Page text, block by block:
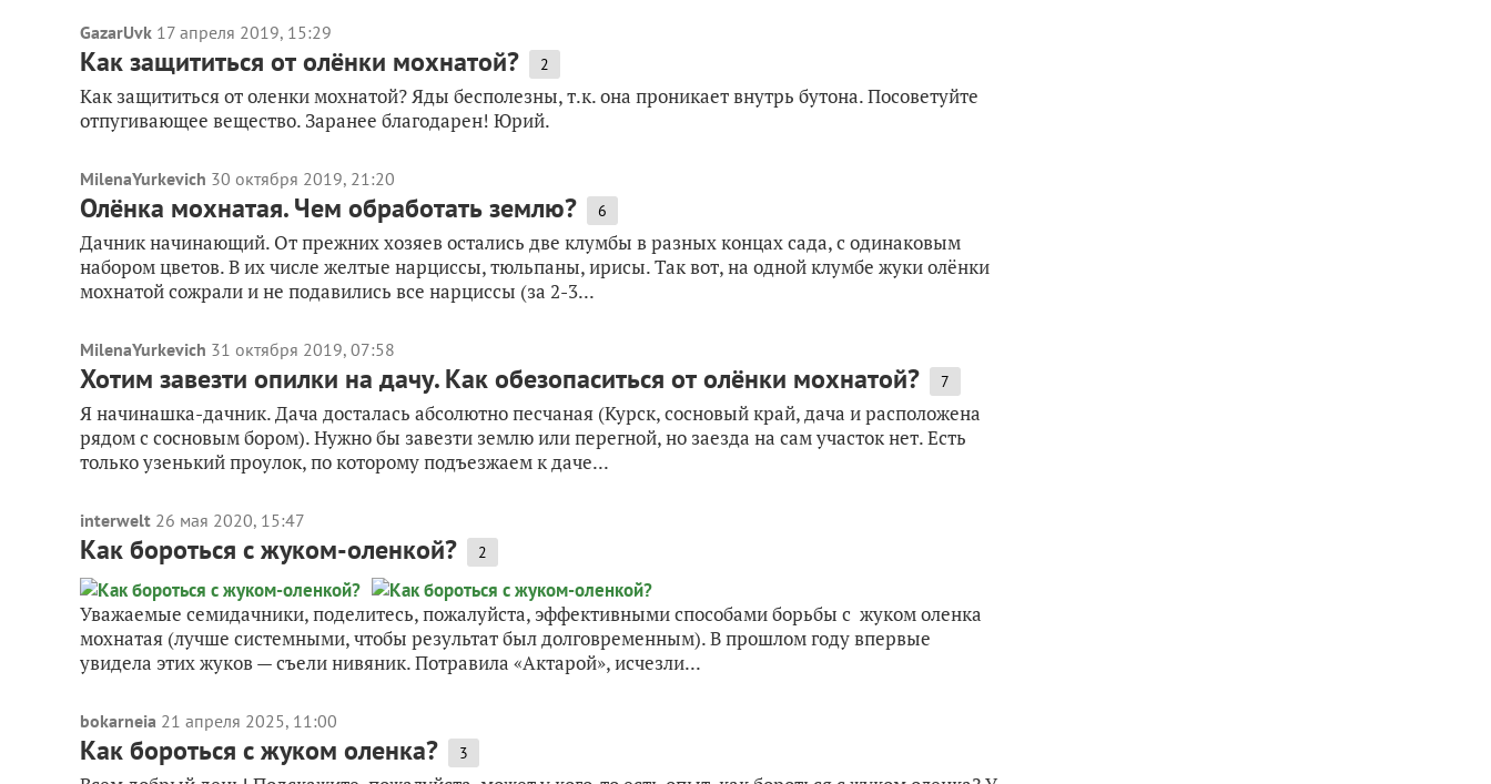
GazarUvk 17 апреля 2019, 15:29
Как защититься от олёнки мохнатой? 2
Как защититься от оленки мохнатой? Яды бесполезны, т.к. она проникает внутрь бутона. Посоветуйте
отпугивающее вещество. Заранее благодарен! Юрий.
MilenaYurkevich 30 октября 2019, 21:20
Олёнка мохнатая. Чем обработать землю? 6
Дачник начинающий. От прежних хозяев остались две клумбы в разных концах сада, с одинаковым
набором цветов. В их числе желтые нарциссы, тюльпаны, ирисы. Так вот, на одной клумбе жуки олёнки
мохнатой сожрали и не подавились все нарциссы (за 2-3...
MilenaYurkevich 31 октября 2019, 07:58
Хотим завезти опилки на дачу. Как обезопаситься от олёнки мохнатой? 7
Я начинашка-дачник. Дача досталась абсолютно песчаная (Курск, сосновый край, дача и расположена
рядом с сосновым бором). Нужно бы завезти землю или перегной, но заезда на сам участок нет. Есть
только узенький проулок, по которому подъезжаем к даче...
interwelt 26 мая 2020, 15:47
Как бороться с жуком-оленкой? 2
Уважаемые семидачники, поделитесь, пожалуйста, эффективными способами борьбы с жуком оленка
мохнатая (лучше системными, чтобы результат был долговременным). В прошлом году впервые
увидела этих жуков — съели нивяник. Потравила «Актарой», исчезли...
bokarneia 21 апреля 2025, 11:00
Как бороться с жуком оленка? 3